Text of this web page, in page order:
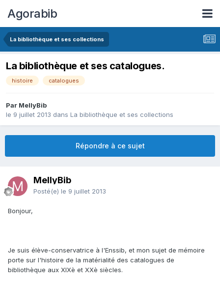
Agorabib
La bibliothèque et ses collections
La bibliothèque et ses catalogues.
histoire catalogues
Par MellyBib
le 9 juillet 2013 dans La bibliothèque et ses collections
Répondre à ce sujet
MellyBib
Posté(e) le 9 juillet 2013
Bonjour,
Je suis élève-conservatrice à l'Enssib, et mon sujet de mémoire
porte sur l'histoire de la matérialité des catalogues de
bibliothèque aux XIXè et XXè siècles.